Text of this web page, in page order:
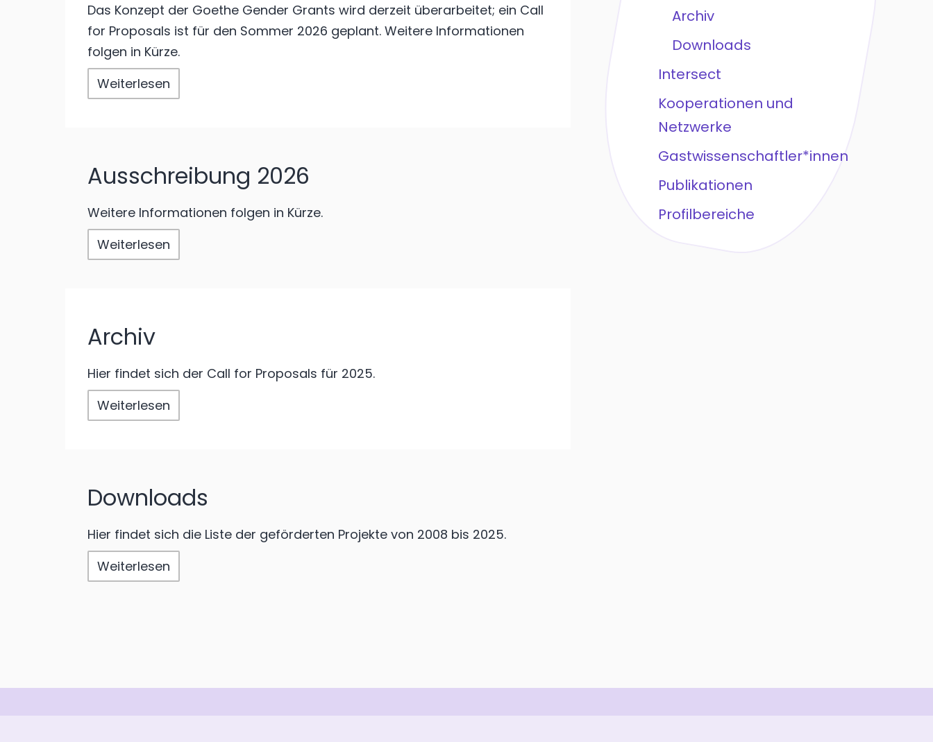
Das Konzept der Goethe Gender Grants wird derzeit überarbeitet; ein Call
for Proposals ist für den Sommer 2026 geplant. Weitere Informationen
folgen in Kürze.
Weiterlesen
Ausschreibung 2026
Weitere Informationen folgen in Kürze.
Weiterlesen
Archiv
Hier findet sich der Call for Proposals für 2025.
Weiterlesen
Downloads
Hier findet sich die Liste der geförderten Projekte von 2008 bis 2025.
Weiterlesen
Archiv
Downloads
Intersect
Kooperationen und
Netzwerke
Gastwissenschaftler*innen
Publikationen
Profilbereiche